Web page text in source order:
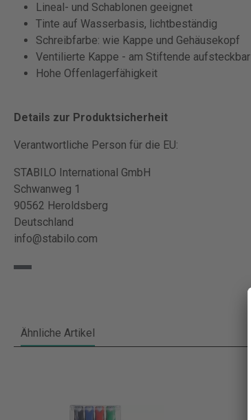
Lineal- und Schablonen geeignet
Tinte auf Wasserbasis, lichtbeständig
Schreibfarbe: wie Kappe und Gehäusekopf
Ventilierte Kappe - am Stiftende aufsteckbar
Hohe Offenlagerfähigkeit
Details zur Produktsicherheit
Verantwortliche Person für die EU:
STABILO International GmbH
Schwanweg 1
90562 Heroldsberg
Deutschland
info@stabilo.com
Ähnliche Artikel